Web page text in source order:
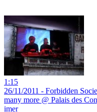
1:15
26/11/2011 - Forbidden
many more @ Palais des
imer